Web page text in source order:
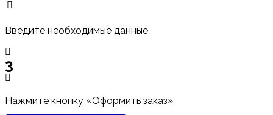
Введите необходимые данные
3
Нажмите кнопку «Оформить заказ»